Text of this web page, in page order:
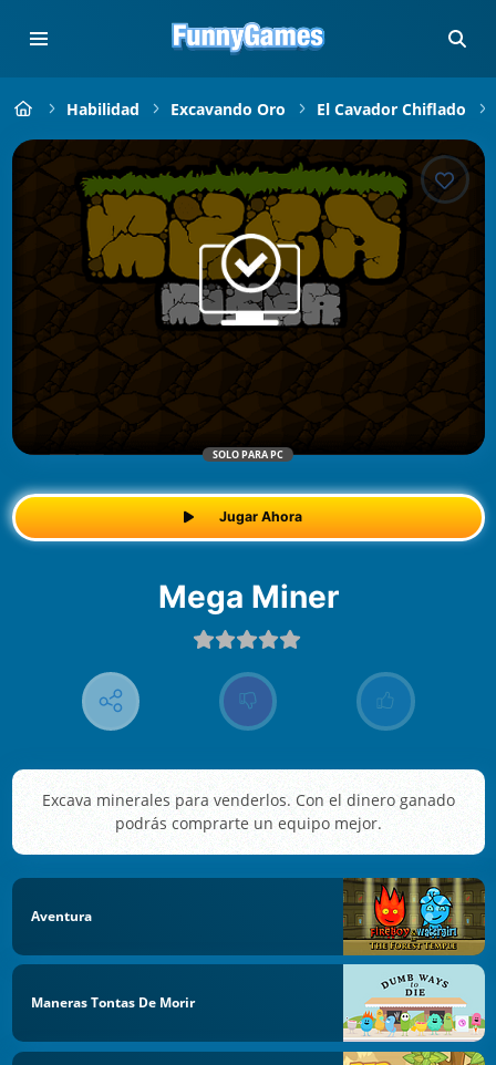
Habilidad Excavando Oro El Cavador Chiflado
SOLO PARA PC
Jugar Ahora
Mega Miner
Excava minerales para venderlos. Con el dinero ganado
podrás comprarte un equipo mejor.
Aventura
Maneras Tontas De Morir